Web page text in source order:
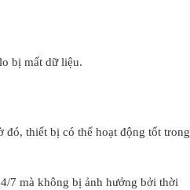
bị mất dữ liệu.
đó, thiết bị có thể hoạt động tốt trong
7 mà không bị ảnh hưởng bởi thời